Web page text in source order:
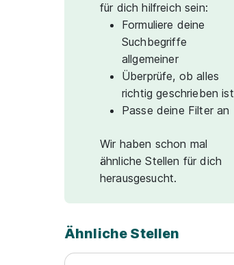
für dich hilfreich sein:
Formuliere deine
Suchbegriffe
allgemeiner
Überprüfe, ob alles
richtig geschrieben ist
Passe deine Filter an
Wir haben schon mal
ähnliche Stellen für dich
herausgesucht.
Ähnliche Stellen